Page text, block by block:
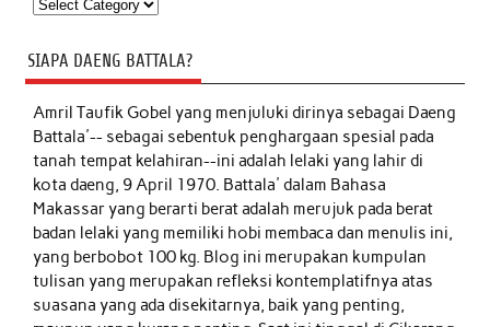
SIAPA DAENG BATTALA?
Amril Taufik Gobelyang menjuluki dirinya sebagai Daeng
Battala'-- sebagai sebentuk penghargaan spesial pada
tanah tempat kelahiran--ini adalah lelaki yang lahir di
kota daeng, 9 April 1970. Battala' dalam Bahasa
Makassar yang berarti berat adalah merujuk pada berat
badan lelaki yang memiliki hobi membaca dan menulis ini,
yang berbobot 100 kg. Blog ini merupakan kumpulan
tulisan yang merupakan refleksi kontemplatifnya atas
suasana yang ada disekitarnya, baik yang penting,